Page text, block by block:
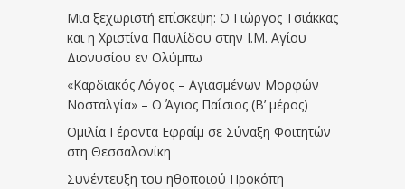
Μια ξεχωριστή επίσκεψη: Ο Γιώργος Τσιάκκας
και η Χριστίνα Παυλίδου στην Ι.Μ. Αγίου
Διονυσίου εν Ολύμπω
«Καρδιακός Λόγος – Αγιασμένων Μορφών
Νοσταλγία» – Ο Άγιος Παΐσιος (Β’ μέρος)
Ομιλία Γέροντα Εφραίμ σε Σύναξη Φοιτητών
στη Θεσσαλονίκη
Συνέντευξη του ηθοποιού Προκόπη